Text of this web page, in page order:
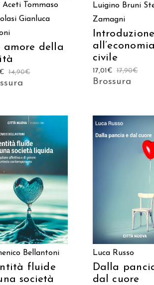
Aceti Tommaso
Gianluca
amore della
14,90€
€
Luigino Bruni
Zamagni
Introduzione
all’economia
civile
17,90€
17,01 €
Brossura
AL CARRELLO
Bellantoni
fluide
società
Luca Russo
Dalla
dal cuore